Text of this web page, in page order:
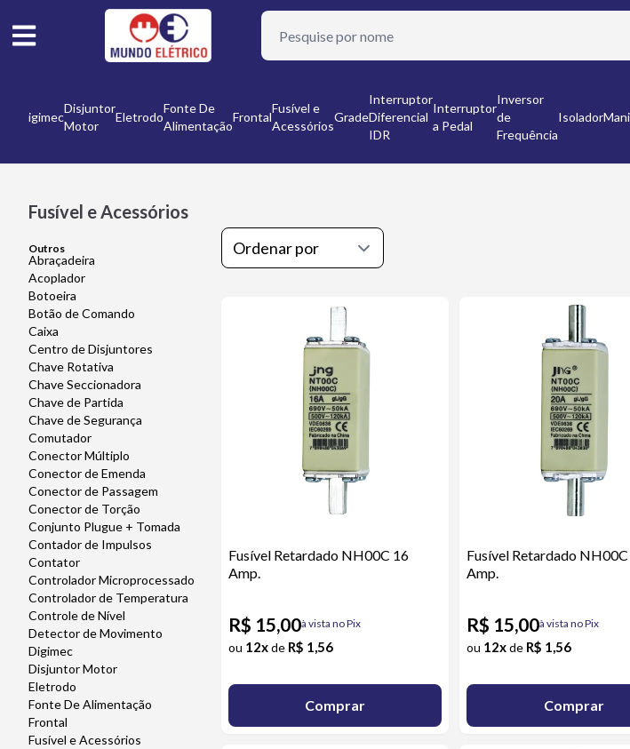
Digimec
Disjuntor
Motor
Eletrodo
Fonte De
Alimentação
Frontal
Fusível e
Acessórios
Grade
Interruptor
Diferencial
IDR
Interruptor
a Pedal
Inversor
de
Frequência
Isolador
Fusível e Acessórios
Outros
Abraçadeira
Acoplador
Botoeira
Botão de Comando
Caixa
Centro de Disjuntores
Chave Rotativa
Chave Seccionadora
Chave de Partida
Chave de Segurança
Comutador
Conector Múltiplo
Conector de Emenda
Conector de Passagem
Conector de Torção
Conjunto Plugue + Tomada
Contador de Impulsos
Contator
Controlador Microprocessado
Controlador de Temperatura
Controle de Nível
Detector de Movimento
Digimec
Disjuntor Motor
Eletrodo
Fonte De Alimentação
Frontal
Fusível e Acessórios
Fusível Retardado NH00C 16
Amp.
R$ 15,00à vista no Pix
ou 12xde R$ 1,56
Comprar
Fusível Retardado
Amp.
R$ 15,00à vista no Pix
ou 12x de R$ 1,56
Comprar